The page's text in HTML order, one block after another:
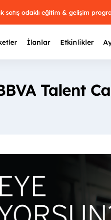
satış odaklı eğitim & gelişim
İlanlar Etkinlikler
Talent